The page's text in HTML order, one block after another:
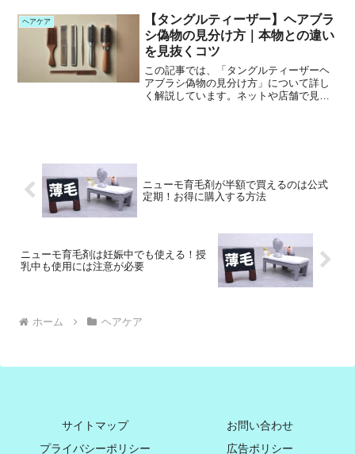
ります。間違ったサイトで購入すると、
本来の品質を保証されない...
ヘアケア
【タングルティーザー】ヘアブラ
シ偽物の見分け方｜本物との違い
を見抜くコツ
この記事では、「タングルティーザーヘ
アブラシ偽物の見分け方」について詳し
く解説しています。ネットや店舗で見か
ニューモ育毛剤が半額で買えるのは公式
定期！お得に購入する方法
ニューモ育毛剤は妊娠中でも使える！授
乳中も使用には注意が必要
ホーム ヘアケア
サイトマップ
お問い合わせ
プライバシーポリシー
広告ポリシー